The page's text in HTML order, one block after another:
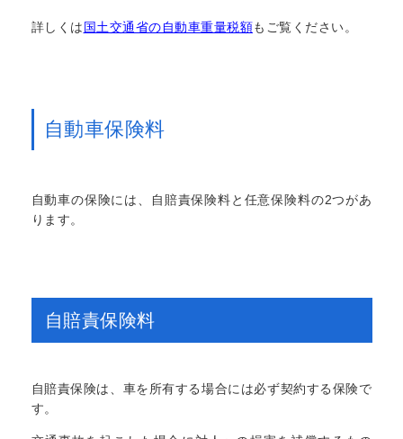
詳しくは国土交通省の自動車重量税額もご覧ください。
自動車保険料
自動車の保険には、自賠責保険料と任意保険料の2つがあ
ります。
自賠責保険料
自賠責保険は、車を所有する場合には必ず契約する保険で
す。